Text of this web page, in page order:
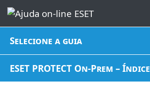
Selecione a guia
ESET PROTECT On-Prem – Índice